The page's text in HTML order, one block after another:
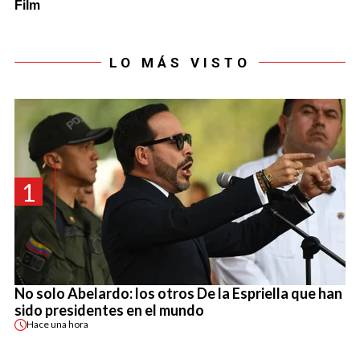
LO MÁS VISTO
1
No solo Abelardo: los otros De la Espriella que han
sido presidentes en el mundo
Haceuna hora